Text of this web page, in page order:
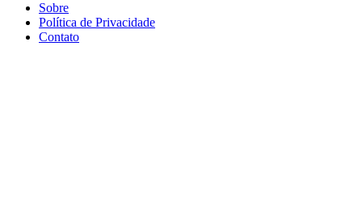
Sobre
Política de Privacidade
Contato